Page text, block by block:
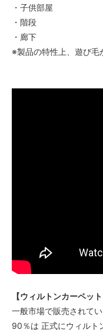
・子供部屋
・階段
・廊下
※製品の特性上、遊び毛
【ウィルトンカーペット
一般市場で販売されて
90％は 正式にウィルト